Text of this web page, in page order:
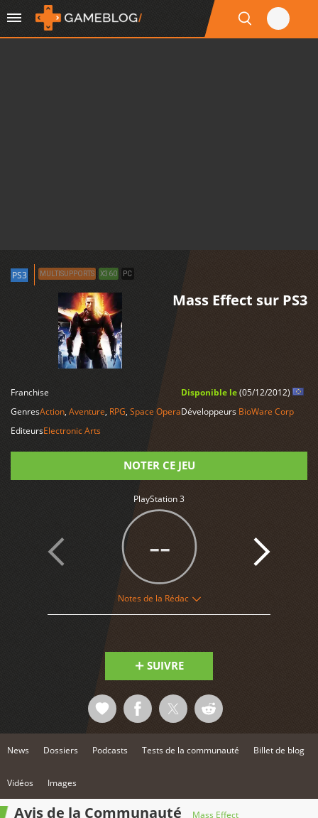
PS3 MULTISUPPORTS X360 PC
Mass Effect sur PS3
Franchise
GenresAction, Aventure, RPG, Space Opera
EditeursElectronic Arts
Disponible le(05/12/2012)
Développeurs BioWare Corp
NOTER CE JEU
PlayStation 3
--
Notes de la Rédac
SUIVRE
News Dossiers Podcasts Tests de la communauté Billet de blog
Vidéos Images
Avis de la Communauté Mass Effect